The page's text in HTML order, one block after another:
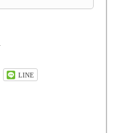
LINE